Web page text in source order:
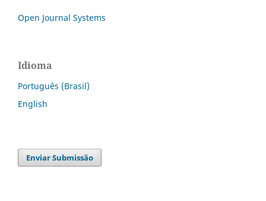
Open Journal Systems
Idioma
Português (Brasil)
English
Enviar Submissão